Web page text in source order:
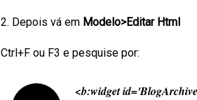
2. Depois vá em Modelo>Editar Html
Ctrl+F ou F3 e pesquise por:
<b:widget